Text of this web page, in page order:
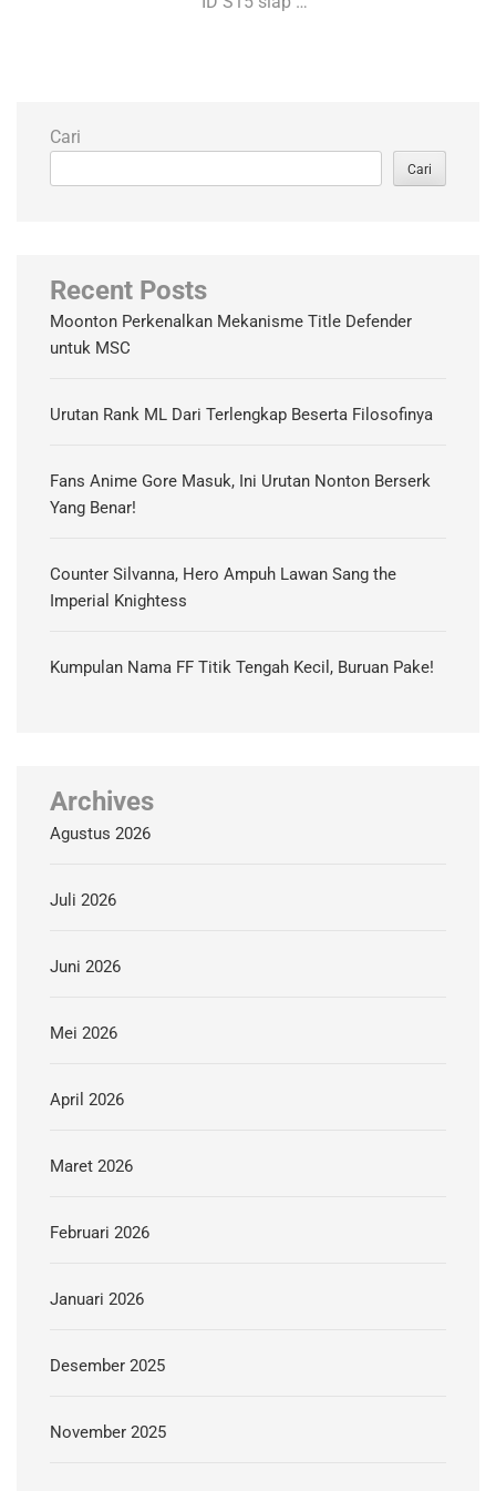
Cari
Cari
Recent Posts
Moonton Perkenalkan Mekanisme Title Defender
untuk MSC
Urutan Rank ML Dari Terlengkap Beserta Filosofinya
Fans Anime Gore Masuk, Ini Urutan Nonton Berserk
Yang Benar!
Counter Silvanna, Hero Ampuh Lawan Sang the
Imperial Knightess
Kumpulan Nama FF Titik Tengah Kecil, Buruan Pake!
Archives
Agustus 2026
Juli 2026
Juni 2026
Mei 2026
April 2026
Maret 2026
Februari 2026
Januari 2026
Desember 2025
November 2025